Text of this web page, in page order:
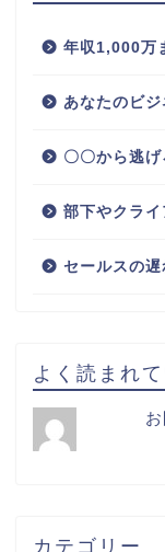
年収1,000万
あなたのビジ
〇〇から逃げ
部下やクラ
セールスの遅
よく読まれ
カテゴリー